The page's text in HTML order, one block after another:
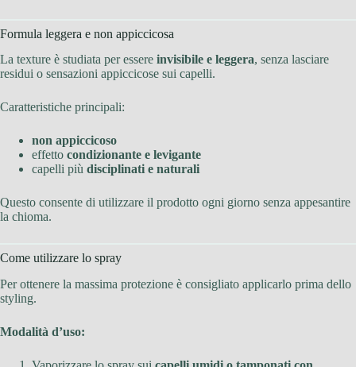
Formula leggera e non appiccicosa
La texture è studiata per essere invisibile e leggera, senza lasciare
residui o sensazioni appiccicose sui capelli.
Caratteristiche principali:
non appiccicoso
effetto condizionante e levigante
capelli più disciplinati e naturali
Questo consente di utilizzare il prodotto ogni giorno senza appesantire
la chioma.
Come utilizzare lo spray
Per ottenere la massima protezione è consigliato applicarlo prima dello
styling.
Modalità d’uso: